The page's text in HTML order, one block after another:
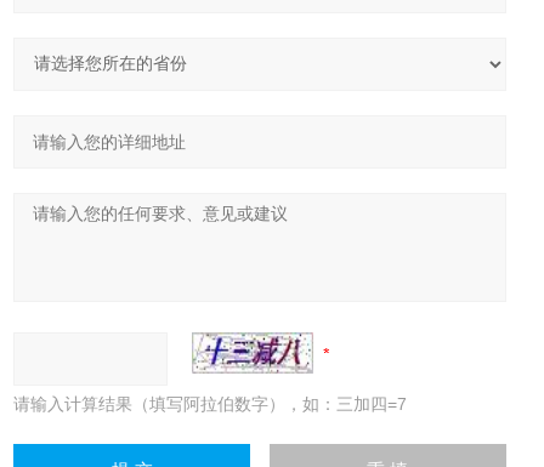
请输入计算结果（填写阿拉伯数字），如：三加四=7